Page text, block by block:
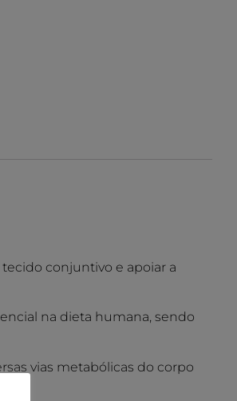
conjuntivo e apoiar a
na dieta humana, sendo
vias metabólicas do corpo